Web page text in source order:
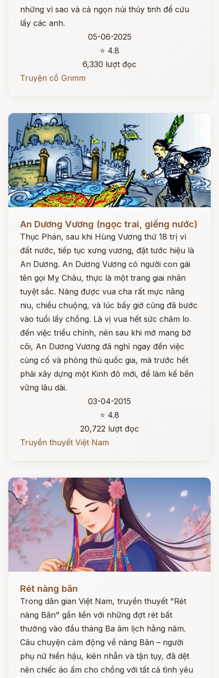
những vì sao và cả ngọn núi thủy tinh để cứu
lấy các anh.
05-06-2025
⭐ 4.8
6,330 lượt đọc
Truyện cổ Grimm
An Dương Vương (ngọc trai, giếng nước)
Thục Phán, sau khi Hùng Vương thứ 18 trị vì
đất nước, tiếp tục xưng vương, đặt tước hiệu là
An Dương. An Dương Vương có người con gái
tên gọi Mỵ Châu, thực là một trang giai nhân
tuyệt sắc. Nàng được vua cha rất mực nâng
niu, chiều chuộng, và lúc bấy giờ cũng đã bước
vào tuổi lấy chồng. Là vị vua hết sức chăm lo
đến việc triều chính, nên sau khi mở mang bờ
cõi, An Dương Vương đã nghỉ ngay đến việc
củng cố và phòng thủ quốc gia, mà trước hết
phải xây dựng một Kinh đô mới, để làm kế bền
vững lâu dài.
03-04-2015
⭐ 4.8
20,722 lượt đọc
Truyền thuyết Việt Nam
Rét nàng bân
Trong dân gian Việt Nam, truyền thuyết "Rét
nàng Bân" gắn liền với những đợt rét bất
thường vào đầu tháng Ba âm lịch hằng năm.
Câu chuyện cảm động về nàng Bân – người
phụ nữ hiền hậu, kiên nhẫn và tận tụy, đã dệt
nên chiếc áo ấm cho chồng với tất cả tình yêu